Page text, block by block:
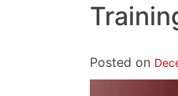
Posted on